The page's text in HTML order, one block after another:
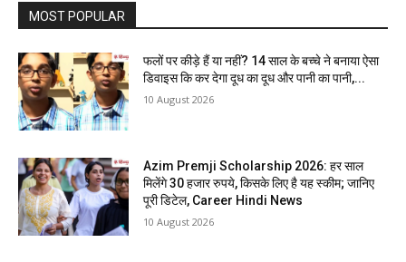
MOST POPULAR
फलों पर कीड़े हैं या नहीं? 14 साल के बच्चे ने बनाया ऐसा
डिवाइस कि कर देगा दूध का दूध और पानी का पानी,...
10 August 2026
Azim Premji Scholarship 2026: हर साल
मिलेंगे 30 हजार रुपये, किसके लिए है यह स्कीम; जानिए
पूरी डिटेल, Career Hindi News
10 August 2026